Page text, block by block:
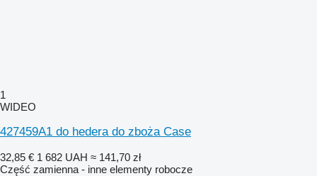
1
WIDEO
427459A1 do hedera do zboża Case
32,85 € 1 682 UAH ≈ 141,70 zł
Część zamienna - inne elementy robocze